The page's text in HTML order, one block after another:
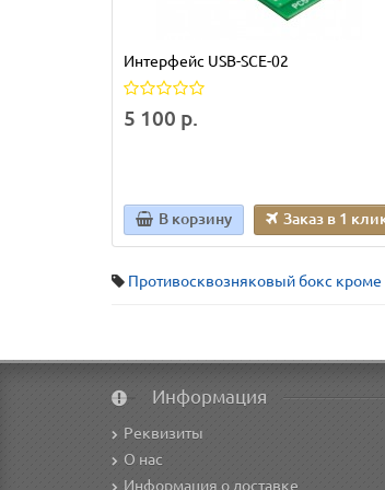
Интерфейс USB-SCE-02
5 100 р.
В корзину Заказ в 1
Противосквозняковый бокс кроме
Информация
Реквизиты
О нас
Информация о доставке